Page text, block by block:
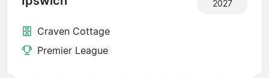
2027
Craven Cottage
Premier League